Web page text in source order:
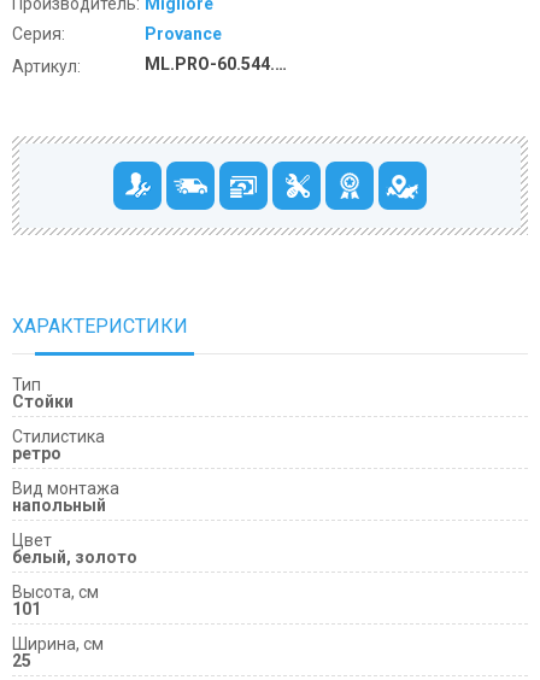
Серия:
Provance
Артикул:
ML.PRO-60.544.DO
ХАРАКТЕРИСТИКИ
Тип
Стойки
Cтилистика
ретро
Вид монтажа
напольный
Цвет
белый, золото
Высота, см
101
Ширина, см
25